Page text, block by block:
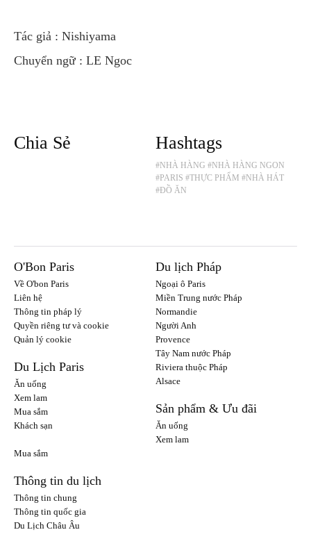
Tác giả : Nishiyama
Chuyển ngữ : LE Ngoc
Chia Sẻ Hashtags
#NHÀ HÀNG #NHÀ HÀNG NGON
#PARIS #THỰC PHẨM #NHÀ HÁT
#ĐỒ ĂN
O'Bon Paris
Về O'bon Paris
Liên hệ
Thông tin pháp lý
Quyền riêng tư và cookie
Quản lý cookie
Du Lịch Paris
Ăn uống
Xem lam
Mua sắm
Khách sạn
Du lịch Pháp
Ngoại ô Paris
Miền Trung nước Pháp
Normandie
Người Anh
Provence
Tây Nam nước Pháp
Riviera thuộc Pháp
Alsace
Sản phẩm & Ưu đãi
Ăn uống
Xem lam
Mua sắm
Thông tin du lịch
Thông tin chung
Thông tin quốc gia
Du Lịch Châu Âu